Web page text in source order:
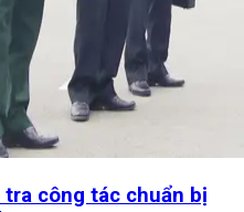
công tác chuẩn bị